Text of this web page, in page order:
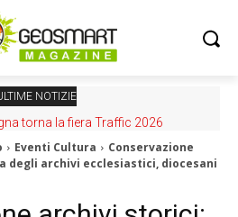
NOTIZIE
torna la fiera Traffic 2026
Eventi Cultura
Conservazione
degli archivi ecclesiastici, diocesani